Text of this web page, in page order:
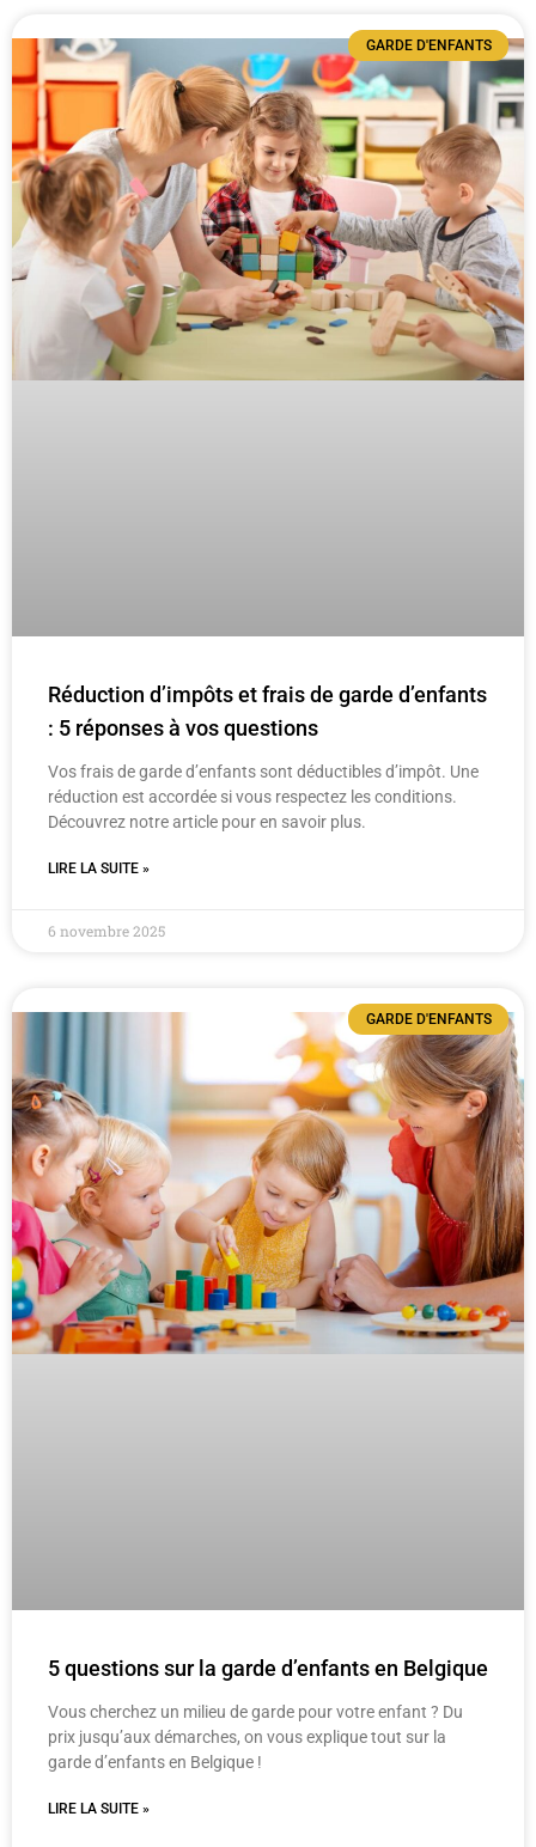
GARDE D'ENFANTS
Réduction d’impôts et frais de garde d’enfants
: 5 réponses à vos questions
Vos frais de garde d’enfants sont déductibles d’impôt. Une
réduction est accordée si vous respectez les conditions.
Découvrez notre article pour en savoir plus.
LIRE LA SUITE »
6 novembre 2025
GARDE D'ENFANTS
5 questions sur la garde d’enfants en Belgique
Vous cherchez un milieu de garde pour votre enfant ? Du
prix jusqu’aux démarches, on vous explique tout sur la
garde d’enfants en Belgique !
LIRE LA SUITE »